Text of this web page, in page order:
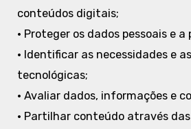
conteúdos digitais;
• Proteger os dados pessoais e
• Identificar as necessidades e
tecnológicas;
• Avaliar dados, informações e
• Partilhar conteúdo através